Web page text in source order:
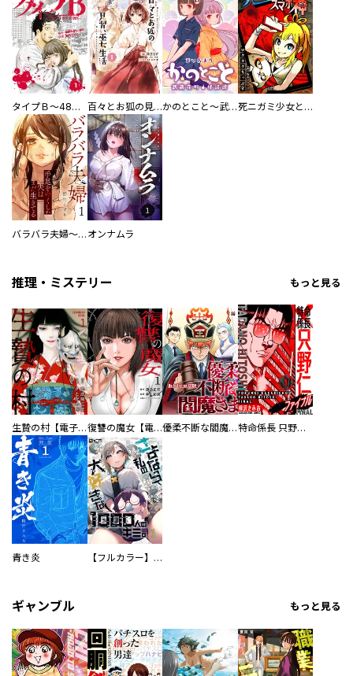
タイプＢ～48時間後、致死率100％～【単話】 百々とお狐の見習い巫女生活【単行本版】 かのとこと～武蔵花町怪話譚～ 【連載版】 死ニガミ少女とスマホ神
バラバラ夫婦～手足をなくした夫はまだ生きてる オンナムラ
推理・ミステリー もっと見る
生贄の村【電子単行本版】 復讐の魔女【電子単行本版】 優柔不断な閻魔さま 特命係長 只野仁ファイナル 愛蔵版
青き炎 【フルカラー】さよなら、私の大好きな１０００人のキミ。
ギャンブル もっと見る